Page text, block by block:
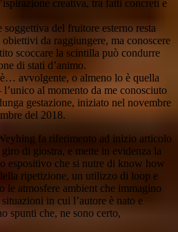
creativa, tra fatti concreti e
soggettiva del fruitore esterno resta
da raggiungere, ma conoscere
scoccare la scintilla può condurre
di stati d’animo.
avvolgente, o almeno lo è quella
al momento da me conosciuto
gestazione, iniziato nel novembre
del 2018.
fa riferimento ad inizio articolo
di giostra, e mette in evidenza la
espositivo che si nutre di know how
ripetizione, un utilizzo di loop e
le atmosfere ambient che immagino
in cui l’autore è nato e
spunti che, ne sono certo,